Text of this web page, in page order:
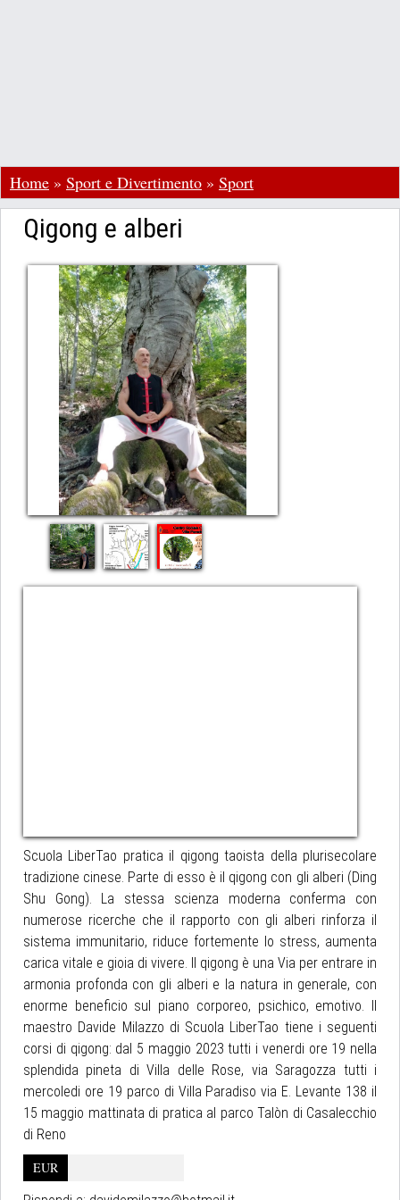
Home » Sport e Divertimento » Sport
Qigong e alberi
Scuola LiberTao pratica il qigong taoista della plurisecolare
tradizione cinese. Parte di esso è il qigong con gli alberi (Ding
Shu Gong). La stessa scienza moderna conferma con
numerose ricerche che il rapporto con gli alberi rinforza il
sistema immunitario, riduce fortemente lo stress, aumenta
carica vitale e gioia di vivere. Il qigong è una Via per entrare in
armonia profonda con gli alberi e la natura in generale, con
enorme beneficio sul piano corporeo, psichico, emotivo. Il
maestro Davide Milazzo di Scuola LiberTao tiene i seguenti
corsi di qigong: dal 5 maggio 2023 tutti i venerdi ore 19 nella
splendida pineta di Villa delle Rose, via Saragozza tutti i
mercoledi ore 19 parco di Villa Paradiso via E. Levante 138 il
15 maggio mattinata di pratica al parco Talòn di Casalecchio
di Reno
EUR